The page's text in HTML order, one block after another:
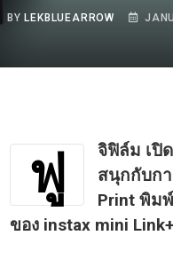
BYLEKBLUEARROW
ฟู
จิฟิล์ม เปิ
สนุกกับก
Print พิม
ของ instax mini Link+